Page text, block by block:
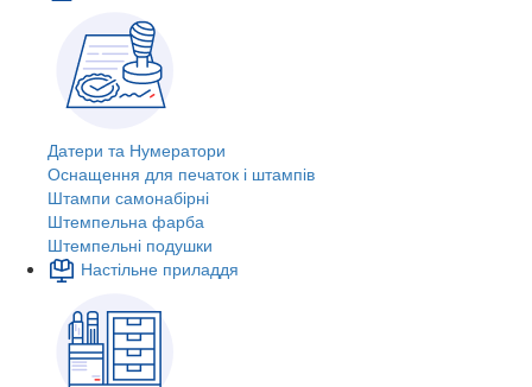
Датери та Нумератори
Оснащення для печаток і штампів
Штампи самонабірні
Штемпельна фарба
Штемпельні подушки
Настільне приладдя